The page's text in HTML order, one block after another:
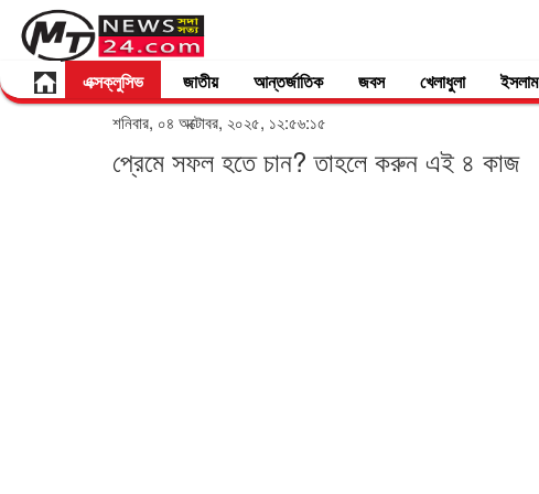
এক্সক্লুসিভ জাতীয় আন্তর্জাতিক জবস খেলাধুলা ইসলাম
শনিবার, ০৪ অক্টোবর, ২০২৫, ১২:৫৬:১৫
প্রেমে সফল হতে চান? তাহলে করুন এই ৪ কাজ